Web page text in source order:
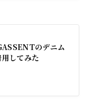
のデニム
してみた